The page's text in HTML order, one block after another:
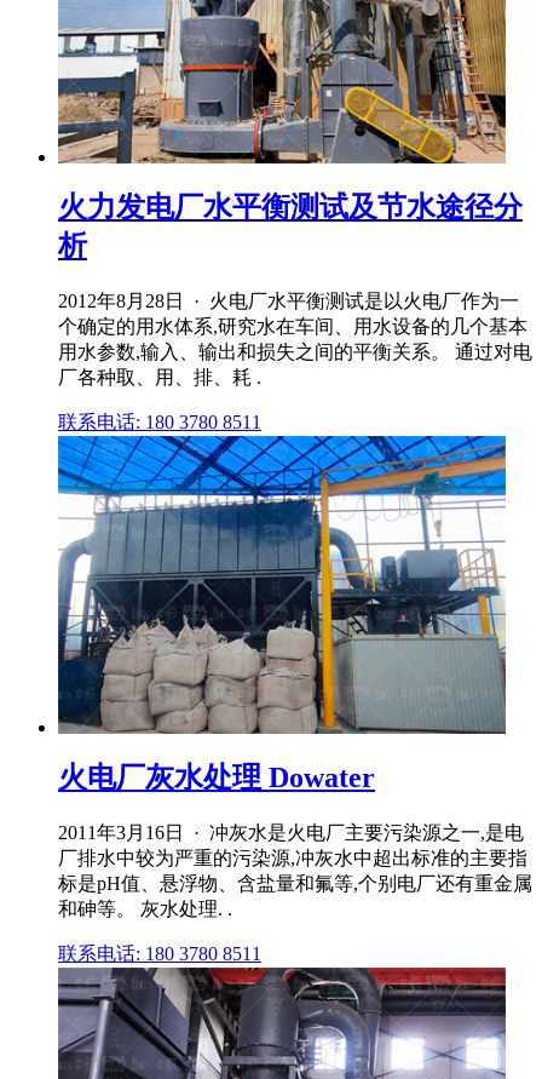
火力发电厂水平衡测试及节水途径分
析
2012年8月28日 · 火电厂水平衡测试是以火电厂作为一
个确定的用水体系,研究水在车间、用水设备的几个基本
用水参数,输入、输出和损失之间的平衡关系。 通过对电
厂各种取、用、排、耗 .
联系电话: 180 3780 8511
火电厂灰水处理 Dowater
2011年3月16日 · 冲灰水是火电厂主要污染源之一,是电
厂排水中较为严重的污染源,冲灰水中超出标准的主要指
标是pH值、悬浮物、含盐量和氟等,个别电厂还有重金属
和砷等。 灰水处理. .
联系电话: 180 3780 8511